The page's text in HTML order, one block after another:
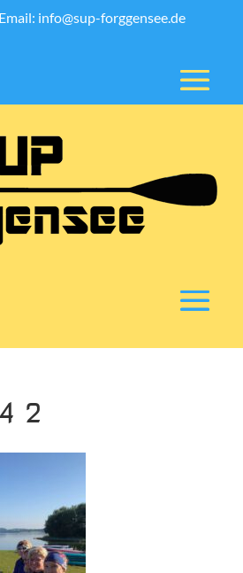
Email: info@sup-forggensee.de
2